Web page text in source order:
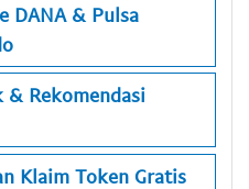
DANA & Pulsa
Rekomendasi
Klaim Token Gratis